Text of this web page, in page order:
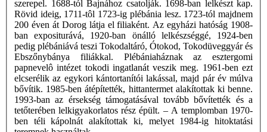
szerepel. 1688-tól Bajnához csatolják. 1698-ban lelkészt kap.
Rövid ideig, 1711-tôl 1723-ig plébánia lesz. 1723-tól majdnem
200 éven át Dorog látja el filiaként. Az egyházi hatóság 1908-
ban expositurává, 1920-ban önálló lelkészséggé, 1924-ben
pedig plébániává teszi Tokodaltáró, Ótokod, Tokodüveggyár és
Ebszőnybánya filiákkal. Plébániaháznak az esztergomi
papnevelô intézet tokodi ingatlanát veszik meg. 1961-ben ezt
elcserélik az egykori kántortanítói lakással, majd pár év múlva
bővítik. 1985-ben átépítették, hittantermet alakítottak ki benne.
1993-ban az érsekség támogatásával tovább bővítették és a
tetőterében lelkigyakorlatos rész épült. – A templomban 1970-
ben téli kápolnát alakítottak ki, melyet 1984-ig hitoktatási